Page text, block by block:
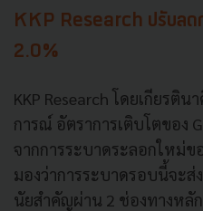
KKP Research ปรับลด
2.0%
KKP Research โดยเกียรติ
การณ์ อัตราการเติบโตของ
จากการระบาดระลอกใหม่ข
มองว่าการระบาดรอบนี้จะส่
นัยสำคัญผ่าน 2 ช่องทางหลั